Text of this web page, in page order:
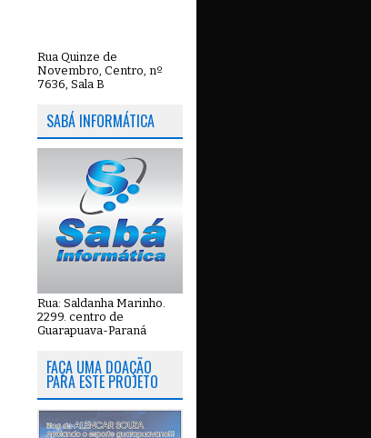
Rua Quinze de
Novembro, Centro, nº
7636, Sala B
SABÁ INFORMÁTICA
Rua: Saldanha Marinho.
2299. centro de
Guarapuava-Paraná
FAÇA UMA DOAÇÃO
PARA ESTE PROJETO